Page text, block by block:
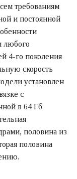
требованиям
и постоянной
любого
4-го поколения
скорость
установлен
с
в 64 Гб
половина из
половина